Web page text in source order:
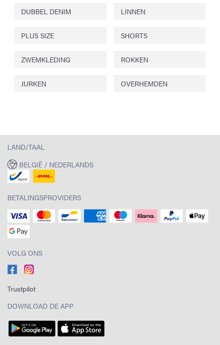
DUBBEL DENIM LINNEN
PLUS SIZE SHORTS
ZWEMKLEDING ROKKEN
JURKEN OVERHEMDEN
LAND/TAAL
BELGIË / NEDERLANDS
BETALINGSPROVIDERS
VOLG ONS
Trustpilot
DOWNLOAD DE APP